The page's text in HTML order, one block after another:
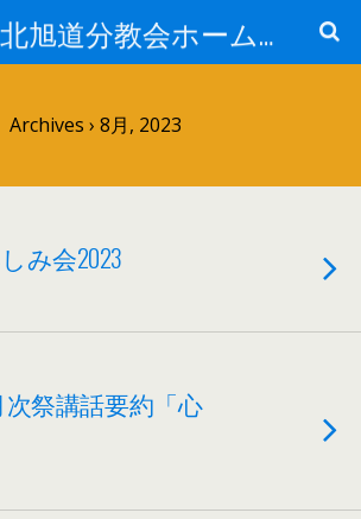
天理教北旭道分教会ホームページ
Archives › 8月, 2023
み会2023
次祭講話要約「心